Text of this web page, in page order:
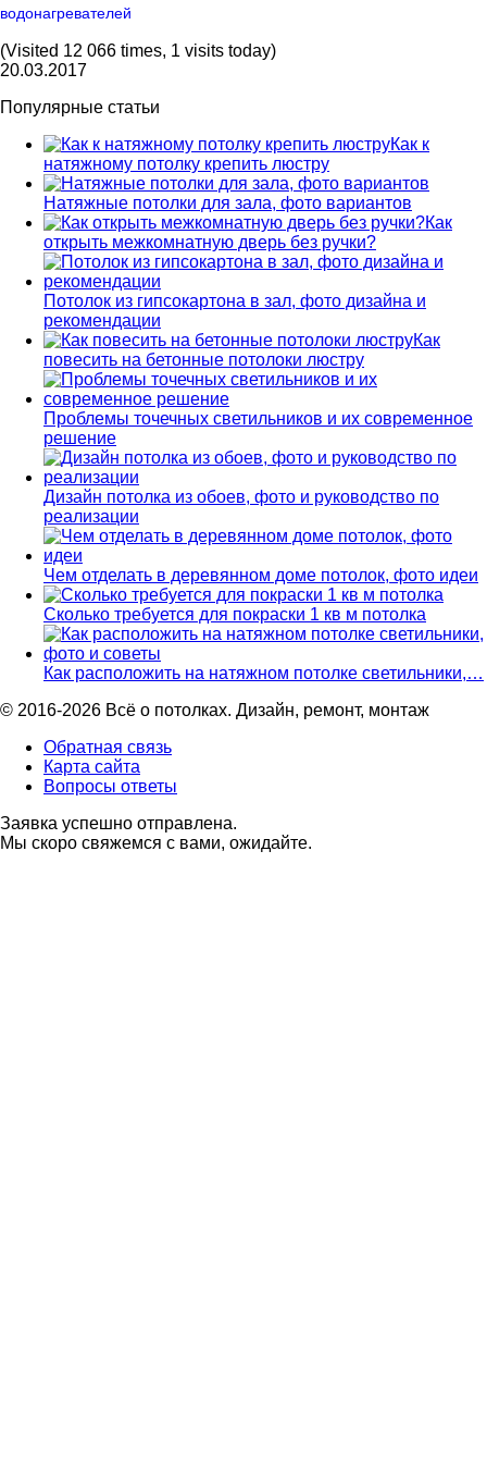
водонагревателей
(Visited 12 066 times, 1 visits today)
20.03.2017
Популярные статьи
Как к
натяжному потолку крепить люстру
Натяжные потолки для зала, фото вариантов
Как
открыть межкомнатную дверь без ручки?
Потолок из гипсокартона в зал, фото дизайна и
рекомендации
Как
повесить на бетонные потолоки люстру
Проблемы точечных светильников и их современное
решение
Дизайн потолка из обоев, фото и руководство по
реализации
Чем отделать в деревянном доме потолок, фото идеи
Сколько требуется для покраски 1 кв м потолка
Как расположить на натяжном потолке светильники,…
© 2016-2026 Всё о потолках. Дизайн, ремонт, монтаж
Обратная связь
Карта сайта
Вопросы ответы
Заявка успешно отправлена.
Мы скоро свяжемся с вами, ожидайте.